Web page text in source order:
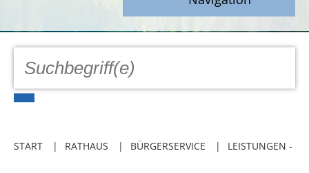
GEMEINDE
Freibadkarten
START RATHAUS BÜRGERSERVICE LEISTUNGEN -